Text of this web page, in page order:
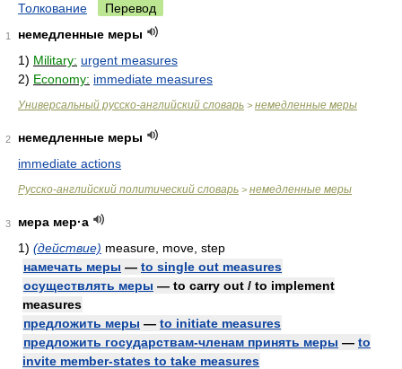
Толкование Перевод
1
немедленные меры
1) Military: urgent measures
2) Economy: immediate measures
Универсальный русско-английский словарь > немедленные меры
2
немедленные меры
immediate actions
Русско-английский политический словарь > немедленные меры
3
мера мер·а
1) (действие) measure, move, step
намечать меры — to single out measures
осуществлять меры — to carry out / to implement
measures
предложить меры — to initiate measures
предложить государствам-членам принять меры — to
invite member-states to take measures